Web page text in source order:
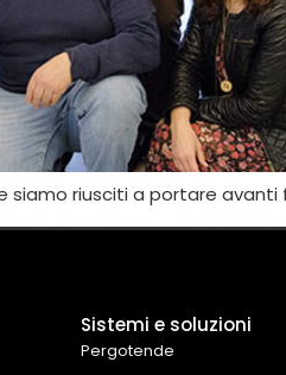
siamo riusciti a portare avanti
Sistemi e soluzioni
Pergotende